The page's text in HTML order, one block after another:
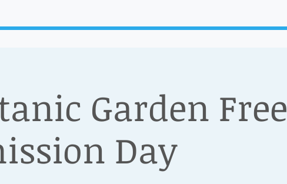
Garden Free
Day